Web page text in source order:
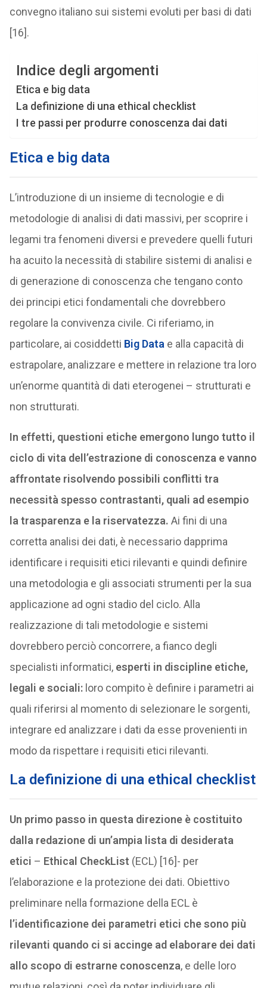
convegno italiano sui sistemi evoluti per basi di dati
[16].
Indice degli argomenti
Etica e big data
La definizione di una ethical checklist
I tre passi per produrre conoscenza dai dati
Etica e big data
L’introduzione di un insieme di tecnologie e di
metodologie di analisi di dati massivi, per scoprire i
legami tra fenomeni diversi e prevedere quelli futuri
ha acuito la necessità di stabilire sistemi di analisi e
di generazione di conoscenza che tengano conto
dei principi etici fondamentali che dovrebbero
regolare la convivenza civile. Ci riferiamo, in
particolare, ai cosiddetti Big Data e alla capacità di
estrapolare, analizzare e mettere in relazione tra loro
un’enorme quantità di dati eterogenei – strutturati e
non strutturati.
In effetti, questioni etiche emergono lungo tutto il
ciclo di vita dell’estrazione di conoscenza e vanno
affrontate risolvendo possibili conflitti tra
necessità spesso contrastanti, quali ad esempio
la trasparenza e la riservatezza. Ai fini di una
corretta analisi dei dati, è necessario dapprima
identificare i requisiti etici rilevanti e quindi definire
una metodologia e gli associati strumenti per la sua
applicazione ad ogni stadio del ciclo. Alla
realizzazione di tali metodologie e sistemi
dovrebbero perciò concorrere, a fianco degli
specialisti informatici, esperti in discipline etiche,
legali e sociali:loro compito è definire i parametri ai
quali riferirsi al momento di selezionare le sorgenti,
integrare ed analizzare i dati da esse provenienti in
modo da rispettare i requisiti etici rilevanti.
La definizione di una ethical checklist
Un primo passo in questa direzione è costituito
dalla redazione di un’ampia lista di desiderata
etici – Ethical CheckList (ECL) [16]- per
l’elaborazione e la protezione dei dati. Obiettivo
preliminare nella formazione della ECL è
l’identificazione dei parametri etici che sono più
rilevanti quando ci si accinge ad elaborare dei dati
allo scopo di estrarne conoscenza, e delle loro